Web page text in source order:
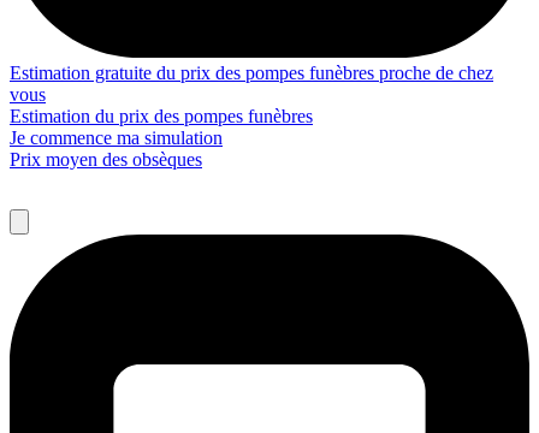
Estimation gratuite du prix des pompes funèbres proche de chez
vous
Estimation du prix des pompes funèbres
Je commence ma simulation
Prix moyen des obsèques